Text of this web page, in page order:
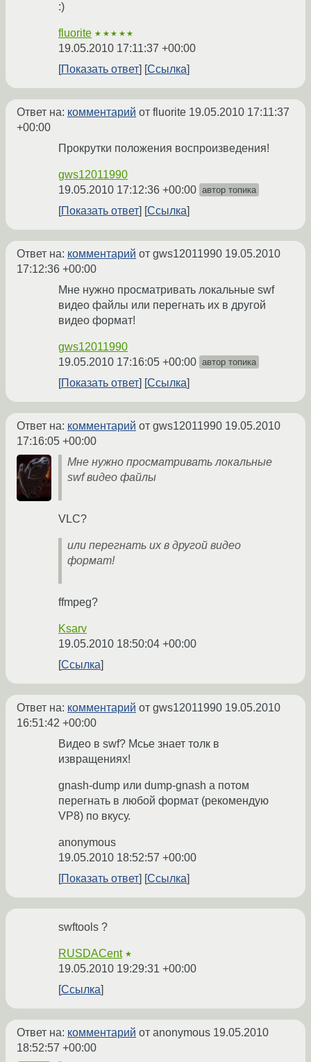
:)
fluorite ★★★★★
19.05.2010 17:11:37 +00:00
Показать ответ
Ссылка
Ответ на: комментарий от fluorite 19.05.2010 17:11:37
+00:00
Прокрутки положения воспроизведения!
gws12011990
19.05.2010 17:12:36 +00:00 автор топика
Показать ответ Ссылка
Ответ на: комментарий от gws12011990 19.05.2010
17:12:36 +00:00
Мне нужно просматривать локальные swf
видео файлы или перегнать их в другой
видео формат!
gws12011990
19.05.2010 17:16:05 +00:00 автор топика
Показать ответ Ссылка
Ответ на: комментарий от gws12011990 19.05.2010
17:16:05 +00:00
Мне нужно просматривать локальные
swf видео файлы
VLC?
или перегнать их в другой видео
формат!
ffmpeg?
Ksarv
19.05.2010 18:50:04 +00:00
Ссылка
Ответ на: комментарий от gws12011990 19.05.2010
16:51:42 +00:00
Видео в swf? Мсье знает толк в
извращениях!
gnash-dump или dump-gnash а потом
перегнать в любой формат (рекомендую
VP8) по вкусу.
anonymous
19.05.2010 18:52:57 +00:00
Показать ответ
Ссылка
swftools ?
RUSDACent ★
19.05.2010 19:29:31 +00:00
Ссылка
Ответ на: комментарий от anonymous 19.05.2010
18:52:57 +00:00